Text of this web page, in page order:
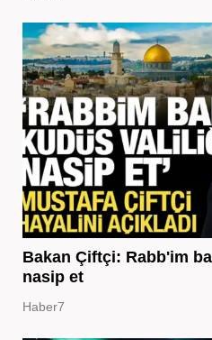
Bakan Çiftçi: Rabb'im
nasip et
Haber7